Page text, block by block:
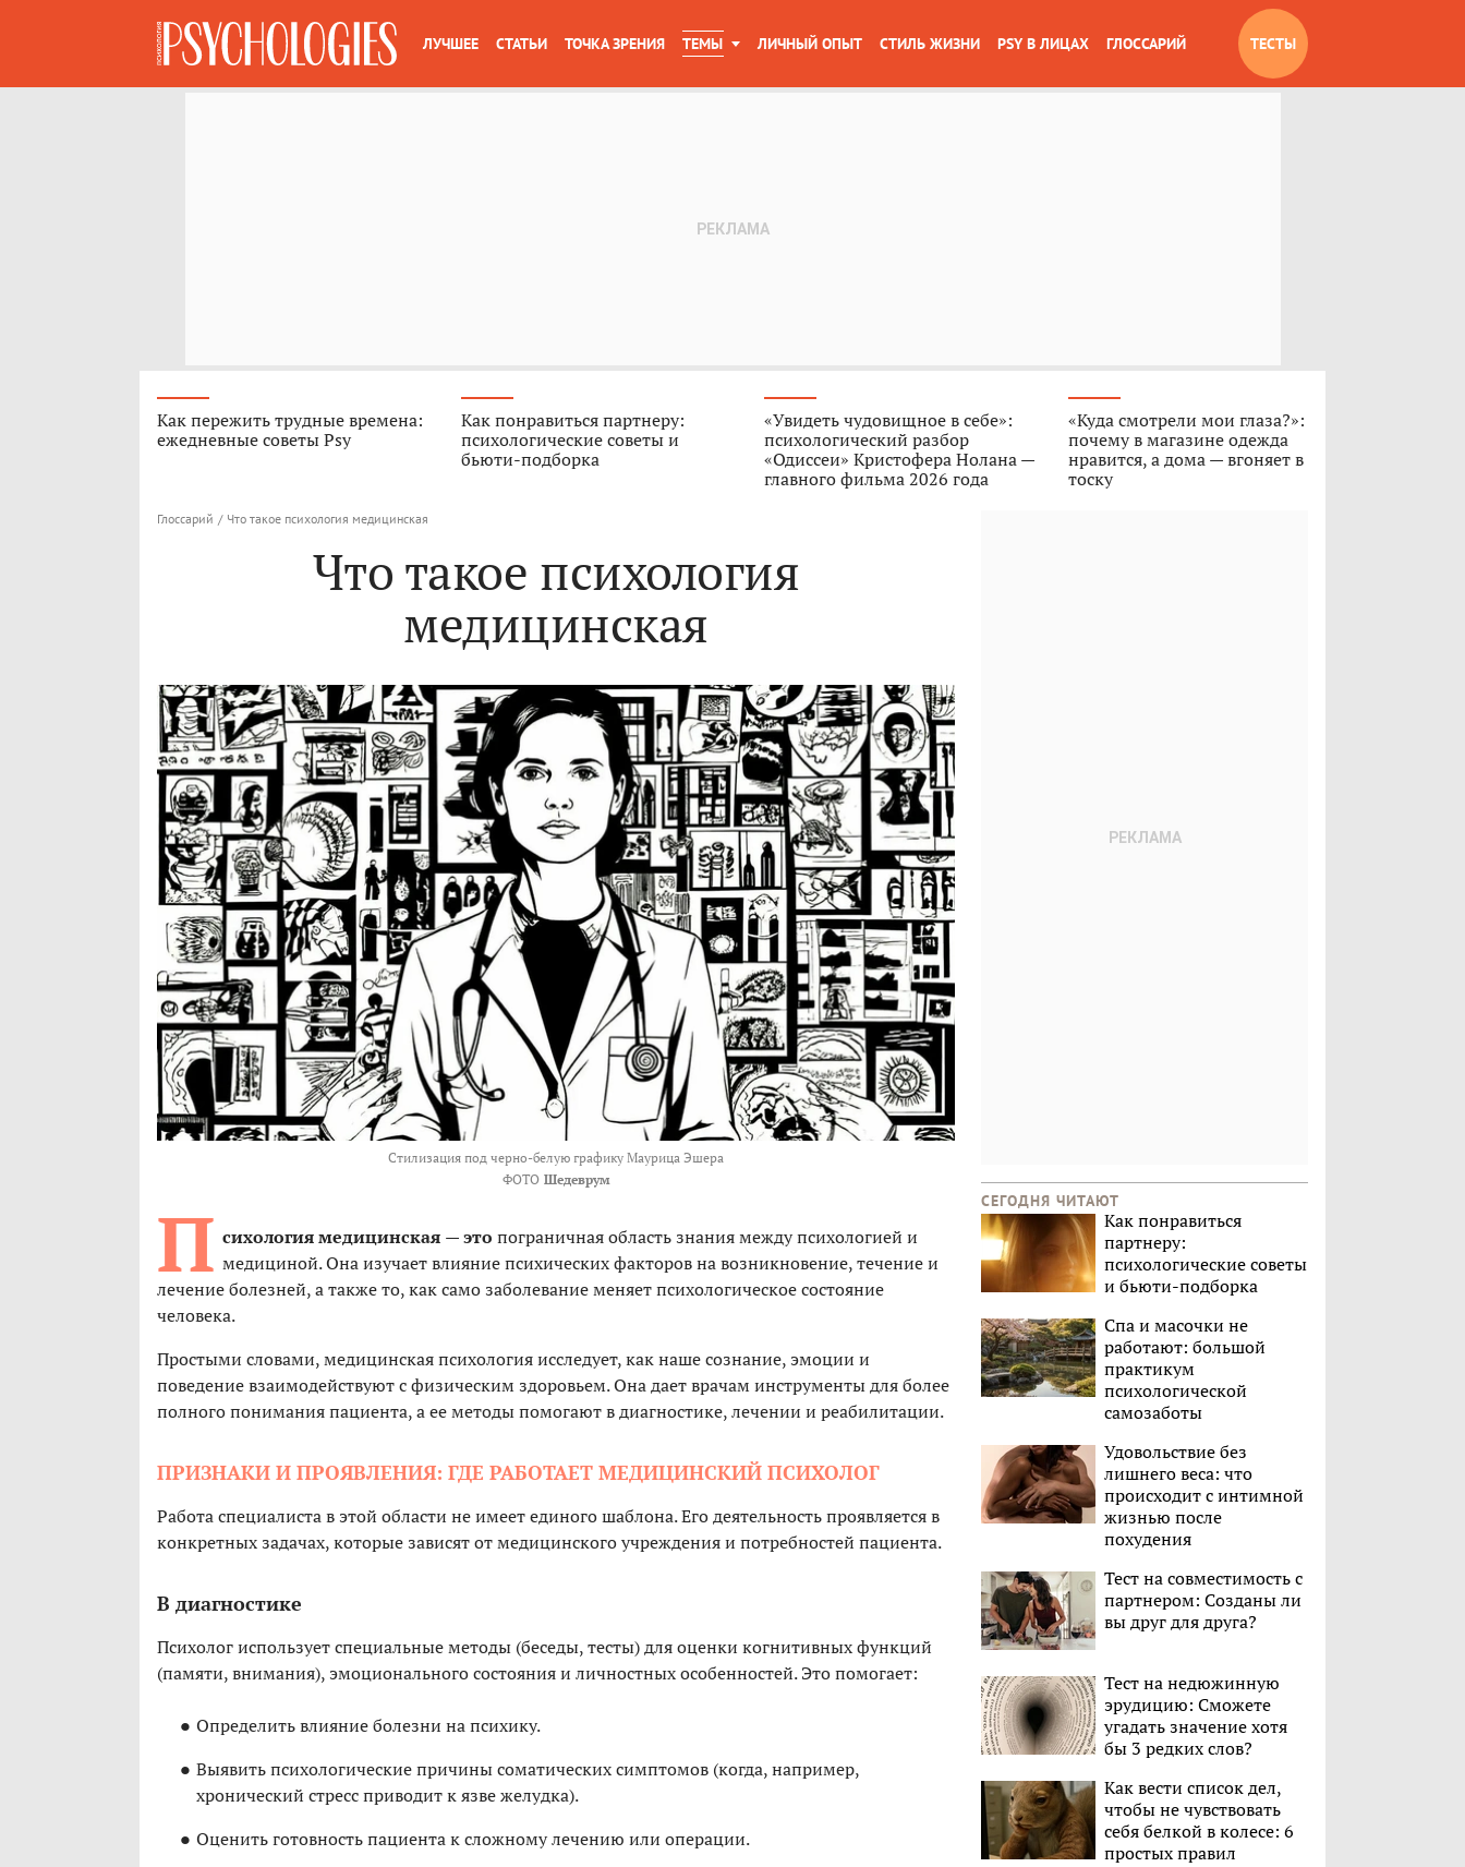
ЛУЧШЕЕ СТАТЬИ ТОЧКА ЗРЕНИЯ ТЕМЫ ЛИЧНЫЙ ОПЫТ СТИЛЬ ЖИЗНИ PSY В ЛИЦАХ ГЛОССАРИЙ ТЕСТЫ
Как пережить трудные времена:
ежедневные советы Psy
Как понравиться партнеру:
психологические советы и
бьюти-подборка
«Увидеть чудовищное в себе»:
психологический разбор
«Одиссеи» Кристофера Нолана —
главного фильма 2026 года
«Куда смотрели мои глаза?»:
почему в магазине одежда
нравится, а дома — вгоняет в
тоску
Глоссарий / Что такое психология медицинская
Что такое психология
медицинская
Стилизация под черно-белую графику Маурица Эшера
ФОТО Шедеврум
П сихология медицинская — это пограничная область знания между психологией и
медициной. Она изучает влияние психических факторов на возникновение, течение и
лечение болезней, а также то, как само заболевание меняет психологическое состояние
человека.
Простыми словами, медицинская психология исследует, как наше сознание, эмоции и
поведение взаимодействуют с физическим здоровьем. Она дает врачам инструменты для более
полного понимания пациента, а ее методы помогают в диагностике, лечении и реабилитации.
ПРИЗНАКИ И ПРОЯВЛЕНИЯ: ГДЕ РАБОТАЕТ МЕДИЦИНСКИЙ ПСИХОЛОГ
Работа специалиста в этой области не имеет единого шаблона. Его деятельность проявляется в
конкретных задачах, которые зависят от медицинского учреждения и потребностей пациента.
В диагностике
Психолог использует специальные методы (беседы, тесты) для оценки когнитивных функций
(памяти, внимания), эмоционального состояния и личностных особенностей. Это помогает:
Определить влияние болезни на психику.
Выявить психологические причины соматических симптомов (когда, например,
хронический стресс приводит к язве желудка).
Оценить готовность пациента к сложному лечению или операции.
СЕГОДНЯ ЧИТАЮТ
Как понравиться
партнеру:
психологические советы
и бьюти-подборка
Спа и масочки не
работают: большой
практикум
психологической
самозаботы
Удовольствие без
лишнего веса: что
происходит с интимной
жизнью после
похудения
Тест на совместимость с
партнером: Созданы ли
вы друг для друга?
Тест на недюжинную
эрудицию: Сможете
угадать значение хотя
бы 3 редких слов?
Как вести список дел,
чтобы не чувствовать
себя белкой в колесе: 6
простых правил